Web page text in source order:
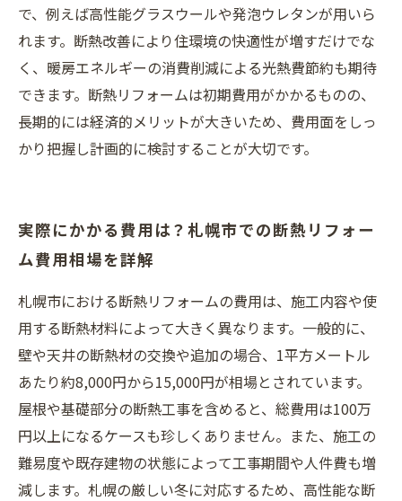
で、例えば高性能グラスウールや発泡ウレタンが用いら
れます。断熱改善により住環境の快適性が増すだけでな
く、暖房エネルギーの消費削減による光熱費節約も期待
できます。断熱リフォームは初期費用がかかるものの、
長期的には経済的メリットが大きいため、費用面をしっ
かり把握し計画的に検討することが大切です。
実際にかかる費用は？札幌市での断熱リフォー
ム費用相場を詳解
札幌市における断熱リフォームの費用は、施工内容や使
用する断熱材料によって大きく異なります。一般的に、
壁や天井の断熱材の交換や追加の場合、1平方メートル
あたり約8,000円から15,000円が相場とされています。
屋根や基礎部分の断熱工事を含めると、総費用は100万
円以上になるケースも珍しくありません。また、施工の
難易度や既存建物の状態によって工事期間や人件費も増
減します。札幌の厳しい冬に対応するため、高性能な断